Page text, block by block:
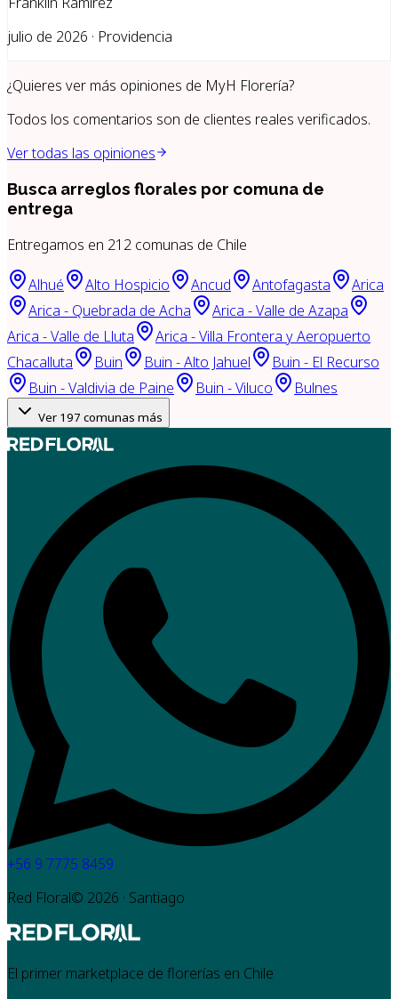
julio de 2026 · Providencia
¿Quieres ver más opiniones de MyH Florería?
Todos los comentarios son de clientes reales verificados.
Ver todas las opiniones
Busca arreglos florales por comuna de
entrega
Entregamos en 212 comunas de Chile
Alhué Alto Hospicio Ancud Antofagasta
Arica
Arica - Quebrada de Acha
Arica - Valle de Azapa
Arica - Valle de Lluta
Arica - Villa Frontera y Aeropuerto
Chacalluta
Buin Buin - Alto Jahuel
Buin - El Recurso
Buin - Valdivia de Paine
Buin - Viluco Bulnes
Ver 197 comunas más
+56 9 7775 8459
Red Floral© 2026 · Santiago
El primer marketplace de florerías en Chile